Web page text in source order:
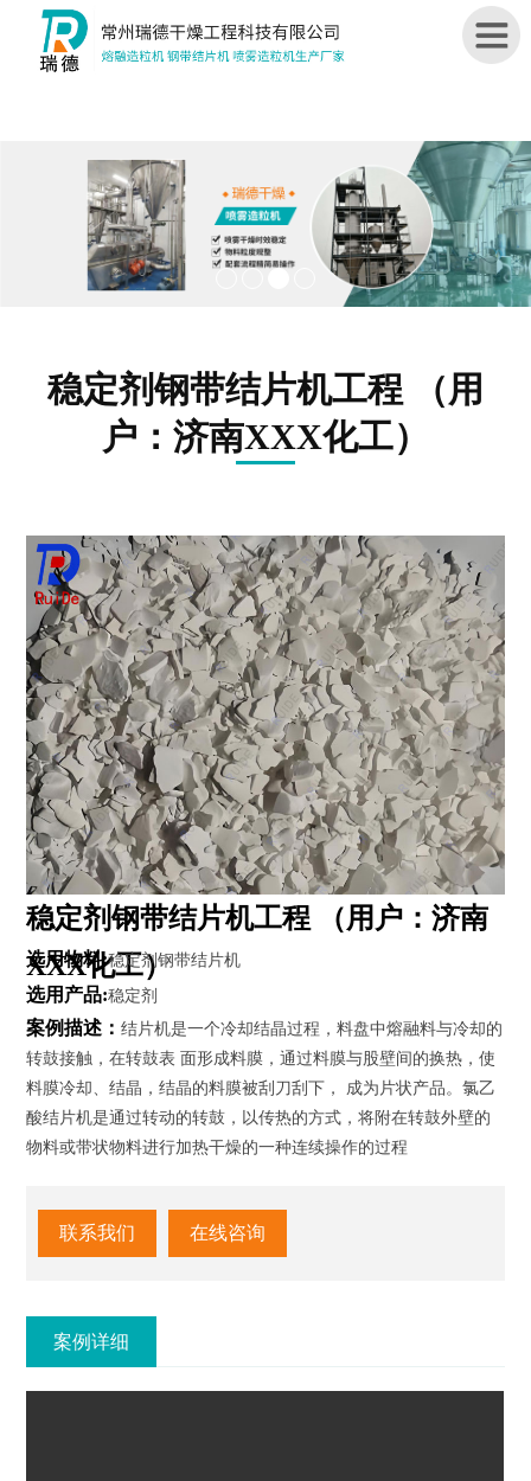
关
于
我
粒
机
工
程
案
例
新
闻
动
态
服
务
支
持
联
系
我
们
稳定剂钢带结片机工程 （用
户：济南XXX化工）
稳定剂钢带结片机工程 （用户：济南
XXX化工）
选用物料:稳定剂钢带结片机
选用产品:稳定剂
案例描述：结片机是一个冷却结晶过程，料盘中熔融料与冷却的
转鼓接触，在转鼓表 面形成料膜，通过料膜与股壁间的换热，使
料膜冷却、结晶，结晶的料膜被刮刀刮下， 成为片状产品。氯乙
酸结片机是通过转动的转鼓，以传热的方式，将附在转鼓外壁的
物料或带状物料进行加热干燥的一种连续操作的过程
联系我们 在线咨询
案例详细